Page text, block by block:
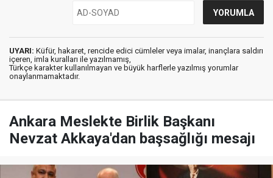
UYARI: Küfür, hakaret, rencide edici cümleler veya imalar, inançlara saldırı
içeren, imla kuralları ile yazılmamış,
Türkçe karakter kullanılmayan ve büyük harflerle yazılmış yorumlar
onaylanmamaktadır.
Ankara Meslekte Birlik Başkanı
Nevzat Akkaya'dan başsağlığı mesajı